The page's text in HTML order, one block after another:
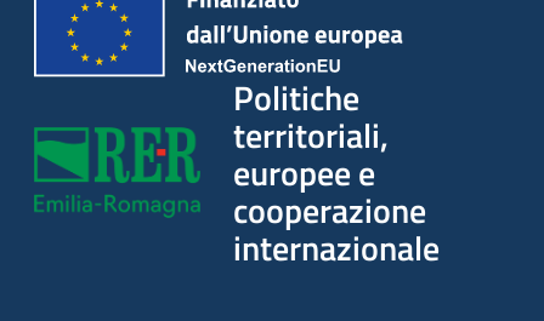
Servizi
Piani Programmi Progetti
Politiche
territoriali,
europee e
cooperazione
internazionale